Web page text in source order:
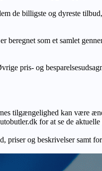
de billigste og dyreste
som et samlet
pris- og
tilgængelighed kan være
for at se de
og beskrivelser samt